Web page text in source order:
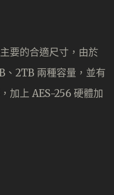
要的合適尺寸，由於
、2TB 兩種容量，並有
加上 AES-256 硬體加